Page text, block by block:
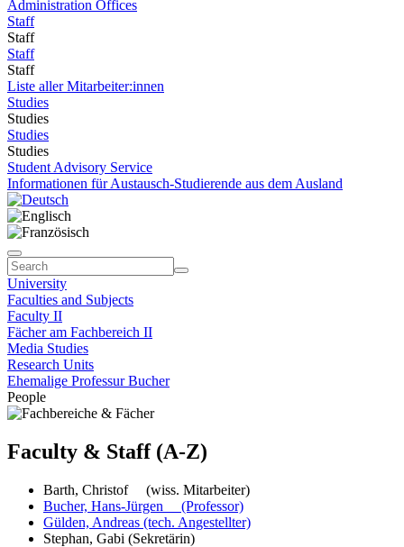
Administration Offices
Staff
Staff
Staff
Staff
Liste aller Mitarbeiter:innen
Studies
Studies
Studies
Studies
Student Advisory Service
Informationen für Austausch-Studierende aus dem Ausland
University
Faculties and Subjects
Faculty II
Fächer am Fachbereich II
Media Studies
Research Units
Ehemalige Professur Bucher
People
Faculty & Staff (A-Z)
Barth, Christof (wiss. Mitarbeiter)
Bucher, Hans-Jürgen (Professor)
Gülden, Andreas (tech. Angestellter)
Stephan, Gabi (Sekretärin)